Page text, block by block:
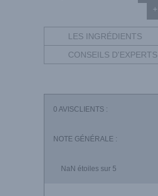
+
LES INGRÉDIENTS
CONSEILS D'EXPERTS
0 AVISCLIENTS :
NOTE GÉNÉRALE :
NaN étoiles sur 5